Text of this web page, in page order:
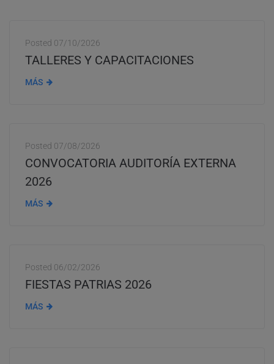
Educación Financiera
Posted 07/10/2026
TALLERES Y CAPACITACIONES
MÁS
Posted 07/08/2026
CONVOCATORIA AUDITORÍA EXTERNA
2026
MÁS
Posted 06/02/2026
FIESTAS PATRIAS 2026
MÁS